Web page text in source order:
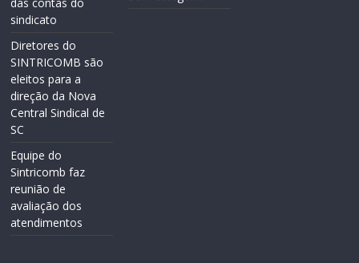
sindicato
Diretores do
SINTRICOMB são
eleitos para a
direção da Nova
Central Sindical de
SC
Equipe do
Sintricomb faz
reunião de
avaliação dos
atendimentos